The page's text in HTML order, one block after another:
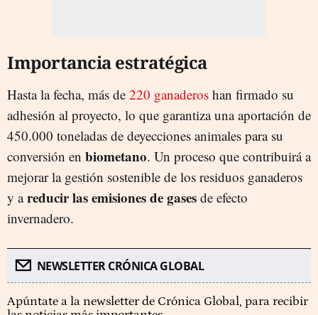
Importancia estratégica
Hasta la fecha, más de 220 ganaderos han firmado su
adhesión al proyecto, lo que garantiza una aportación de
450.000 toneladas de deyecciones animales para su
conversión en biometano. Un proceso que contribuirá a
mejorar la gestión sostenible de los residuos ganaderos
y areducir las emisiones de gases de efecto
invernadero.
NEWSLETTER CRÓNICA GLOBAL
Apúntate a la newsletter de Crónica Global, para recibir